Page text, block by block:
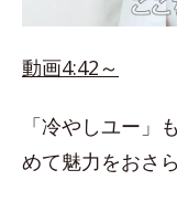
動画4:42～
「冷やしユー」
めて魅力をおさ